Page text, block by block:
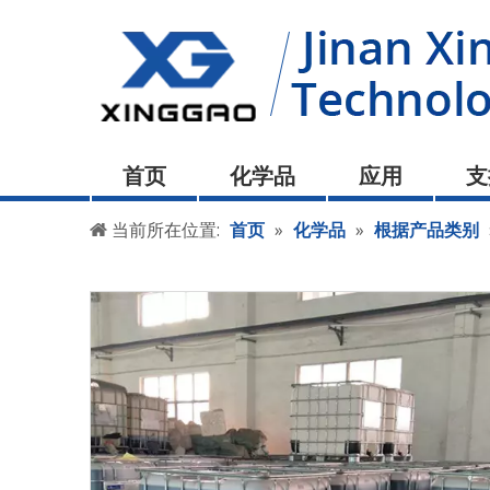
首页 化学品 应用
当前所在位置: 首页 » 化学品 » 根据产品类别